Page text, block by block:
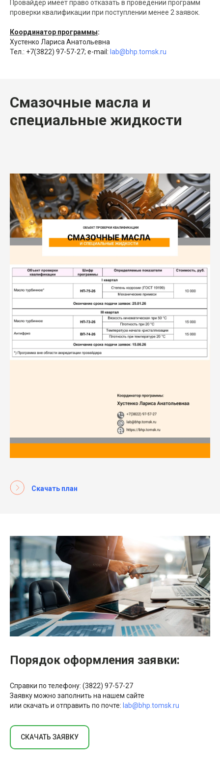
Провайдер имеет право отказать в проведении программ
проверки квалификации при поступлении менее 2 заявок.
Координатор программы:
Хустенко Лариса Анатольевна
Тел.: +7(3822) 97-57-27; e-mail: lab@bhp.tomsk.ru
Смазочные масла и
специальные жидкости
Скачать план
Порядок оформления заявки:
Справки по телефону: (3822) 97-57-27
Заявку можно заполнить на нашем сайте
или скачать и отправить по почте: lab@bhp.tomsk.ru
СКАЧАТЬ ЗАЯВКУ